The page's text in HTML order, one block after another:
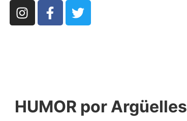
HUMOR por Argüelles​